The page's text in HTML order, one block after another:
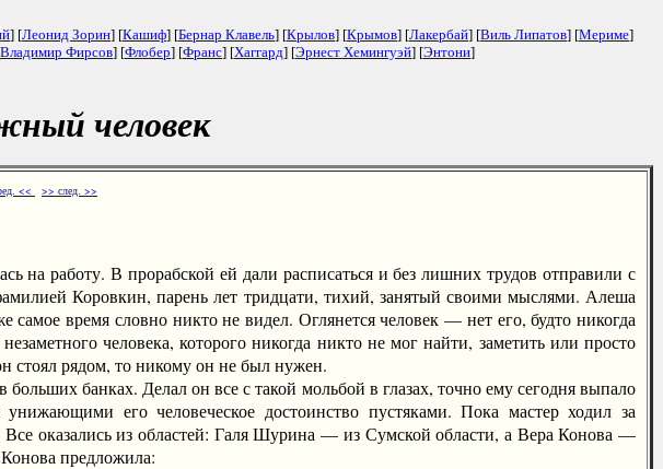
] [Леонид Зорин] [Кашиф] [Бернар Клавель] [Крылов] [Крымов] [Лакербай] [Виль Липатов] [Мериме]
Владимир Фирсов] [Флобер] [Франс] [Хаггард] [Эрнест Хемингуэй] [Энтони]
человек
<< >> след. >>
работу. В прорабской ей дали расписаться и без лишних трудов отправили с
Коровкин, парень лет тридцати, тихий, занятый своими мыслями. Алеша
время словно никто не видел. Оглянется человек — нет его, будто никогда
человека, которого никогда никто не мог найти, заметить или просто
стоял рядом, то никому он не был нужен.
банках. Делал он все с такой мольбой в глазах, точно ему сегодня выпало
его человеческое достоинство пустяками. Пока мастер ходил за
оказались из областей: Галя Шурина — из Сумской области, а Вера Конова —
предложила: